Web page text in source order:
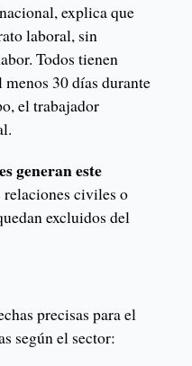
explica que
laboral, sin
Todos tienen
30 días durante
el trabajador
generan este
relaciones civiles o
excluidos del
precisas para el
según el sector: